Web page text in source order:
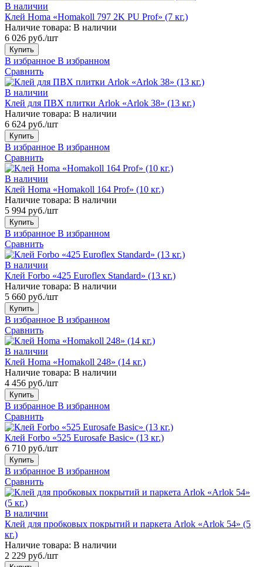
В наличии
Клей Homa «Homakoll 797 2K PU Prof» (7 кг.)
Наличие товара: В наличии
6 026 руб./шт
Купить
В избранное В избранном
Сравнить
В наличии
Клей для ПВХ плитки Arlok «Arlok 38» (13 кг.)
Наличие товара: В наличии
6 624 руб./шт
Купить
В избранное В избранном
Сравнить
В наличии
Клей Homa «Homakoll 164 Prof» (10 кг.)
Наличие товара: В наличии
5 994 руб./шт
Купить
В избранное В избранном
Сравнить
В наличии
Клей Forbo «425 Euroflex Standard» (13 кг.)
Наличие товара: В наличии
5 660 руб./шт
Купить
В избранное В избранном
Сравнить
В наличии
Клей Homa «Homakoll 248» (14 кг.)
Наличие товара: В наличии
4 456 руб./шт
Купить
В избранное В избранном
Сравнить
Клей Forbo «525 Eurosafe Basic» (13 кг.)
6 710 руб./шт
Купить
В избранное В избранном
Сравнить
В наличии
Клей для пробковых покрытий и паркета Arlok «Arlok 54» (5
кг.)
Наличие товара: В наличии
2 229 руб./шт